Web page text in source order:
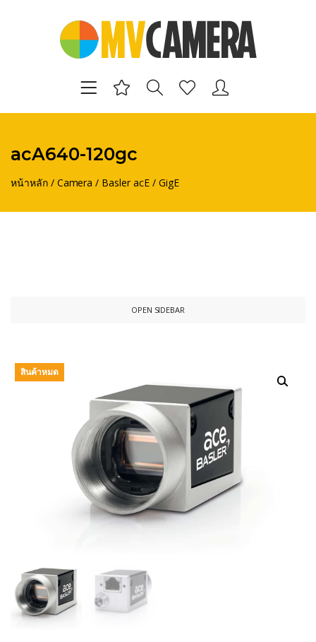
acA640-120gc
หน้าหลัก/ Camera / Basler acE/ GigE
OPEN SIDEBAR
สินค้าหมด